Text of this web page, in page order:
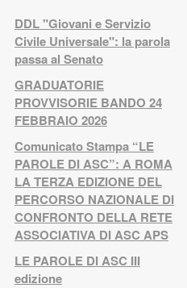
DDL "Giovani e Servizio
Civile Universale": la parola
passa al Senato
GRADUATORIE
PROVVISORIE BANDO 24
FEBBRAIO 2026
Comunicato Stampa “LE
PAROLE DI ASC”: A ROMA
LA TERZA EDIZIONE DEL
PERCORSO NAZIONALE DI
CONFRONTO DELLA RETE
ASSOCIATIVA DI ASC APS
LE PAROLE DI ASC III
edizione